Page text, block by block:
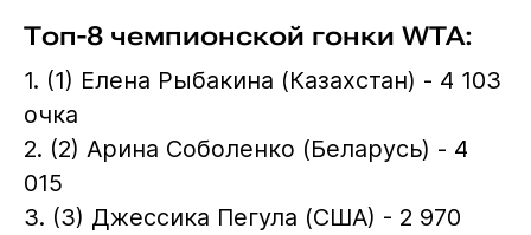
Топ-8 чемпионской гонки WTA:
1. (1) Елена Рыбакина (Казахстан) - 4 103
очка
2. (2) Арина Соболенко (Беларусь) - 4
015
3. (3) Джессика Пегула (США) - 2 970